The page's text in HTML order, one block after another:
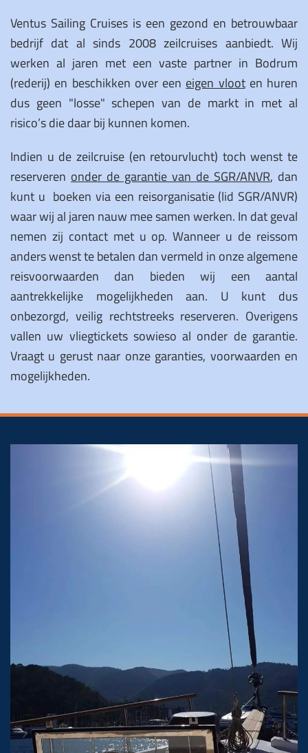
Ventus Sailing Cruises is een gezond en betrouwbaar
bedrijf dat al sinds 2008 zeilcruises aanbiedt. Wij
werken al jaren met een vaste partner in Bodrum
(rederij) en beschikken over een eigen vlooten huren
dus geen "losse" schepen van de markt in met al
risico’s die daar bij kunnen komen.
Indien u de zeilcruise (en retourvlucht) toch wenst te
reserveren onder de garantie van de SGR/ANVR, dan
kunt u boeken via een reisorganisatie (lid SGR/ANVR)
waar wij al jaren nauw mee samen werken. In dat geval
nemen zij contact met u op. Wanneer u de reissom
anders wenst te betalen dan vermeld in onze algemene
reisvoorwaarden dan bieden wij een aantal
aantrekkelijke mogelijkheden aan. U kunt dus
onbezorgd, veilig rechtstreeks reserveren. Overigens
vallen uw vliegticketssowieso al onder de garantie.
Vraagt u gerust naar onze garanties, voorwaarden en
mogelijkheden.